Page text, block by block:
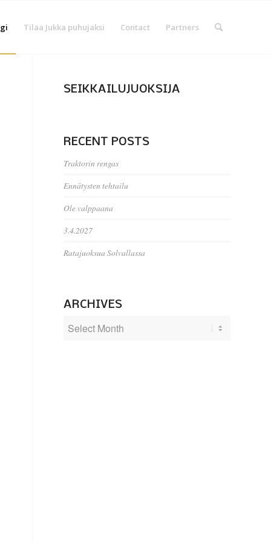
Tilaa Jukka puhujaksi Contact Partners
SEIKKAILUJUOKSIJA
RECENT POSTS
Traktorin rengas
Ennätysten tehtailu
Ole valppaana
3.4.2027
Ratajuoksua Solvallassa
ARCHIVES